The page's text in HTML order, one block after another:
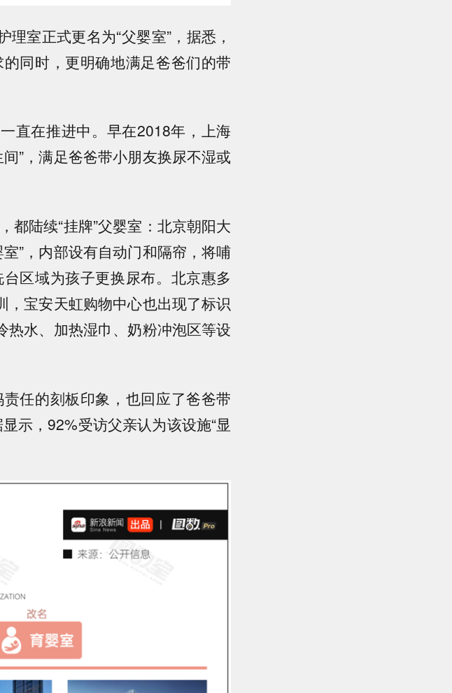
室正式更名为“父婴室”，据悉，
同时，更明确地满足爸爸们的带
直在推进中。早在2018年，上海
”，满足爸爸带小朋友换尿不湿或
都陆续“挂牌”父婴室：北京朝阳大
”，内部设有自动门和隔帘，将哺
区域为孩子更换尿布。北京惠多
，宝安天虹购物中心也出现了标识
热水、加热湿巾、奶粉冲泡区等设
任的刻板印象，也回应了爸爸带
示，92%受访父亲认为该设施“显